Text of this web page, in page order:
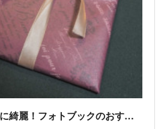
とっても簡単なのに綺麗！フォトブックのおすすめラッピング🎁